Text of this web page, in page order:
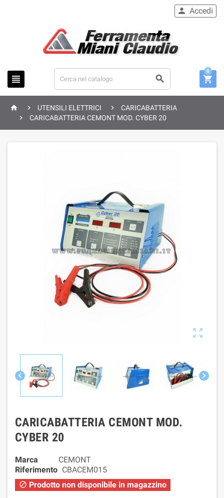
 
 Accedi

0
  UTENSILI ELETTRICI 
CARICABATTERIA

CARICABATTERIA CEMONT MOD. CYBER 20

 
CARICABATTERIA CEMONT MOD.
CYBER 20
Marca
CEMONT
Riferimento CBACEM015
 Prodotto non disponibile in magazzino